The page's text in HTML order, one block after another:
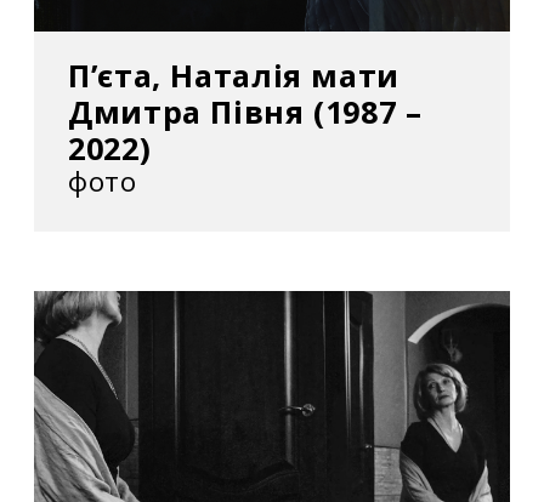
Пʼєта, Наталія мати
Дмитра Півня (1987 –
2022)
фото